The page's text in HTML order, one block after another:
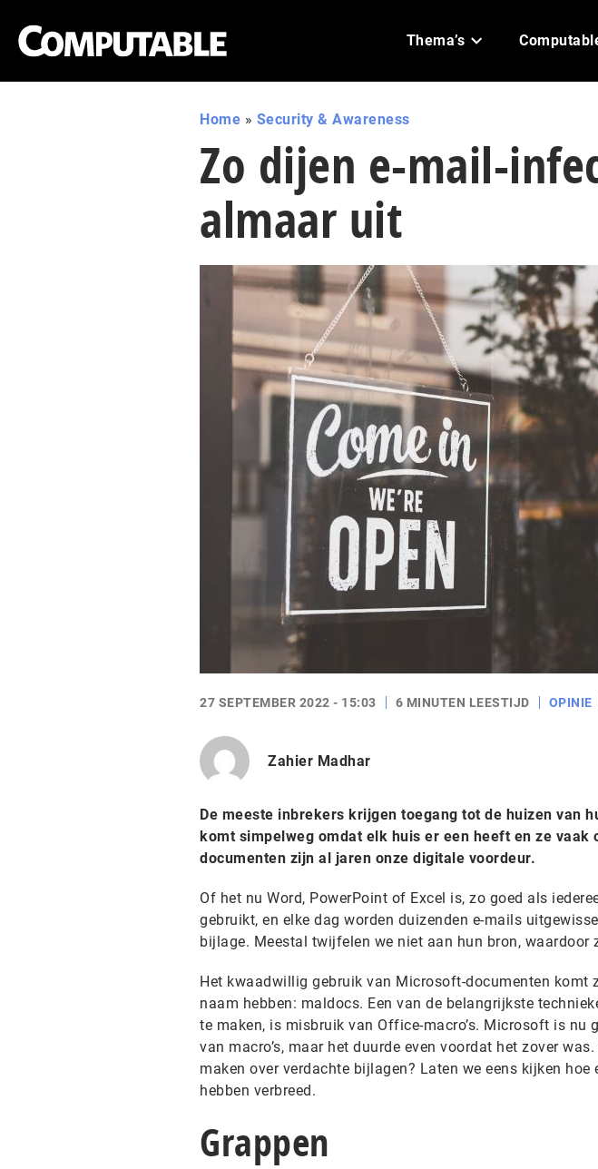
Thema’s
Home » Security & Awareness
Zo dijen e-mail-
almaar uit
27 SEPTEMBER 2022 - 15:03 6 MINUTEN LEESTIJD OPINIE
Zahier Madhar
De meeste inbrekers krijgen toegang tot de huizen van
komt simpelweg omdat elk huis er een heeft en ze
documenten zijn al jaren onze digitale voordeur.
Of het nu Word, PowerPoint of Excel is, zo goed als
gebruikt, en elke dag worden duizenden e-mails
bijlage. Meestal twijfelen we niet aan hun bron, waardoor
Het kwaadwillig gebruik van Microsoft-documenten komt
naam hebben: maldocs. Een van de belangrijkste
te maken, is misbruik van Office-macro’s. Microsoft is nu
van macro’s, maar het duurde even voordat het zover
maken over verdachte bijlagen? Laten we eens kijken
hebben verbreed.
Grappen